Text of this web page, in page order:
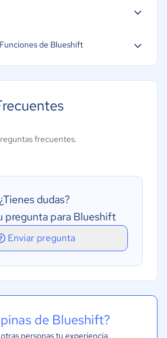
de Blueshift
frecuentes.
¿Tienes dudas?
pregunta para Blueshift
Enviar pregunta
de Blueshift?
personas tu experiencia.